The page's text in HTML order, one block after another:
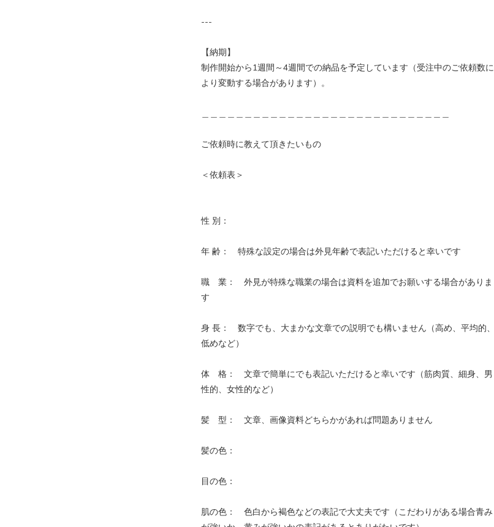
---
【納期】
制作開始から1週間～4週間での納品を予定しています（受注中のご依頼数に
より変動する場合があります）。
ご依頼時に教えて頂きたいもの
＜依頼表＞
性 別：
年 齢： 特殊な設定の場合は外見年齢で表記いただけると幸いです
職 業： 外見が特殊な職業の場合は資料を追加でお願いする場合がありま
す
身 長： 数字でも、大まかな文章での説明でも構いません（高め、平均的、
低めなど）
体 格： 文章で簡単にでも表記いただけると幸いです（筋肉質、細身、男
性的、女性的など）
髪 型： 文章、画像資料どちらかがあれば問題ありません
髪の色：
目の色：
肌の色： 色白から褐色などの表記で大丈夫です（こだわりがある場合青み